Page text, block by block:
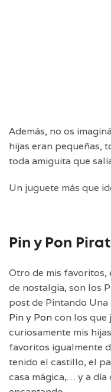
Además, no os
hijas eran pequeñas,
toda amiguita que
Un juguete más que
Pin y Pon
Otro de mis favoritos,
de nostalgia, son los
post de Pintando Una
Pin y Poncon los que
curiosamente mis
favoritos igualmente
tenido el castillo, el
casa mágica,… y a día